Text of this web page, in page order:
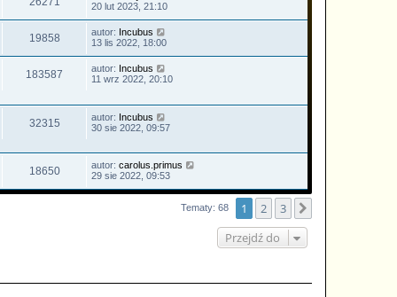
20 lut 2023, 21:10
19858 autor: Incubus
13 lis 2022, 18:00
183587 autor: Incubus
11 wrz 2022, 20:10
32315 autor: Incubus
30 sie 2022, 09:57
18650 autor: carolus.primus
29 sie 2022, 09:53
Tematy: 68 1 2 3
Przejdź do